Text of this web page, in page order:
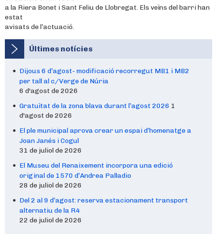
a la Riera Bonet i Sant Feliu de Llobregat. Els veïns del barri han
estat
avisats de l’actuació.
Últimes notícies
Dijous 6 d’agost- modificació recorregut MB1 i MB2
per tall al c/Verge de Núria
6 d'agost de 2026
Gratuïtat de la zona blava durant l’agost 2026 1
d'agost de 2026
El ple municipal aprova crear un espai d’homenatge a
Joan Janés i Cogul
31 de juliol de 2026
El Museu del Renaixement incorpora una edició
original de 1570 d’Andrea Palladio
28 de juliol de 2026
Del 2 al 9 d’agost: reserva estacionament transport
alternatiu de la R4
22 de juliol de 2026